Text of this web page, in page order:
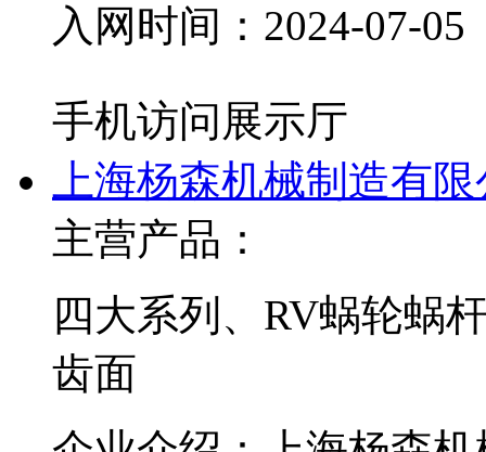
入网时间： 2024-07-05
手机访问展示厅
上海杨森机械制造有
主营产品：
四大系列、RV蜗轮蜗
齿面